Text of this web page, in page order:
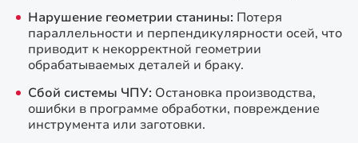
Нарушение геометрии станины: Потеря
параллельности и перпендикулярности осей, что
приводит к некорректной геометрии
обрабатываемых деталей и браку.
Сбой системы ЧПУ: Остановка производства,
ошибки в программе обработки, повреждение
инструмента или заготовки.